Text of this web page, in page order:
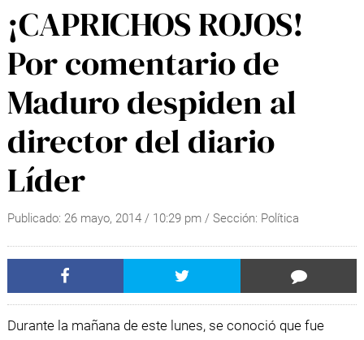
¡CAPRICHOS ROJOS!
Por comentario de
Maduro despiden al
director del diario
Líder
Publicado: 26 mayo, 2014/ 10:29 pm / Sección: Política
Durante la mañana de este lunes, se conoció que fue